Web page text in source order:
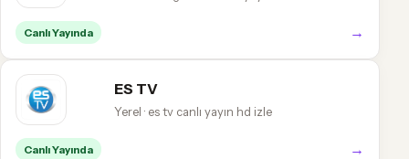
Canlı Yayında →
ES TV
Yerel · es tv canlı yayın hd izle
Canlı Yayında →